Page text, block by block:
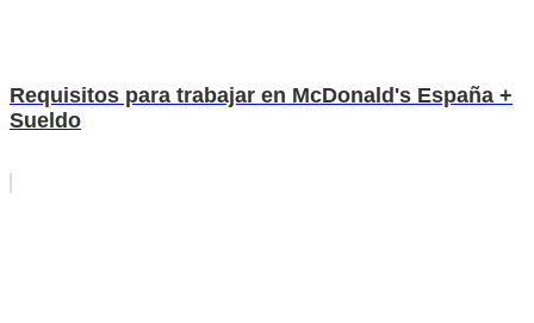
Requisitos para trabajar en McDonald's España +
Sueldo